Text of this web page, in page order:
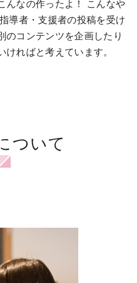
んなの作ったよ！ こんなや
導者・支援者の投稿を受け
のコンテンツを企画したり
ればと考えています。
ついて